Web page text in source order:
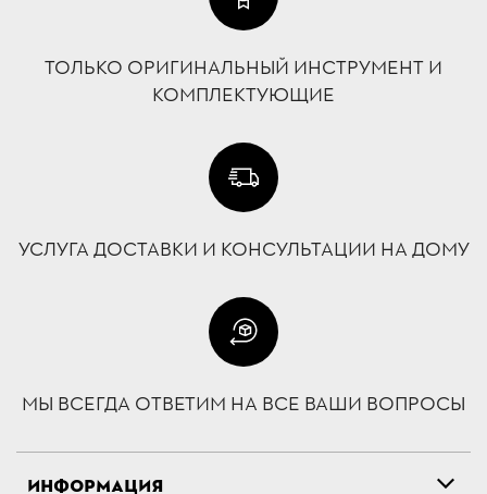
ТОЛЬКО ОРИГИНАЛЬНЫЙ ИНСТРУМЕНТ И
КОМПЛЕКТУЮЩИЕ
УСЛУГА ДОСТАВКИ И КОНСУЛЬТАЦИИ НА ДОМУ
МЫ ВСЕГДА ОТВЕТИМ НА ВСЕ ВАШИ ВОПРОСЫ
ИНФОРМАЦИЯ